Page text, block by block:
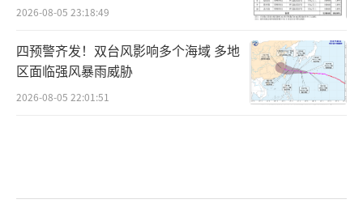
2026-08-05 23:18:49
四预警齐发！双台风影响多个海域 多地
区面临强风暴雨威胁
2026-08-05 22:01:51